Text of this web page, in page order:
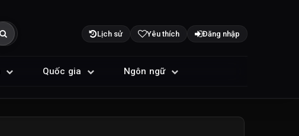
Lịch sử Yêu thích Đăng nhập
Quốc gia Ngôn ngữ